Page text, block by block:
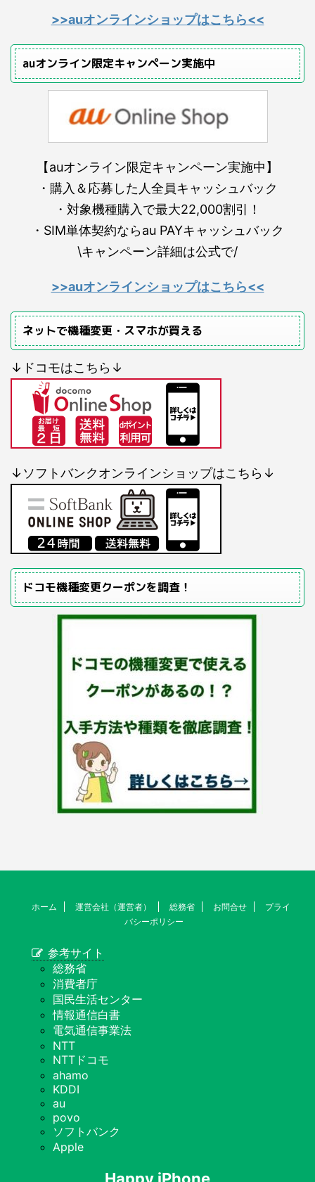
>>auオンラインショップはこちら<<
auオンライン限定キャンペーン実施中
【auオンライン限定キャンペーン実施中】
・購入＆応募した人全員キャッシュバック
・対象機種購入で最大22,000割引！
・SIM単体契約ならau PAYキャッシュバック
\キャンペーン詳細は公式で/
>>auオンラインショップはこちら<<
ネットで機種変更・スマホが買える
↓ドコモはこちら↓
↓ソフトバンクオンラインショップはこちら↓
ドコモ機種変更クーポンを調査！
ホーム 運営会社（運営者） 総務省 お問合せ
プライ
バシーポリシー
参考サイト
総務省
消費者庁
国民生活センター
情報通信白書
電気通信事業法
NTT
NTTドコモ
ahamo
KDDI
au
povo
ソフトバンク
Apple